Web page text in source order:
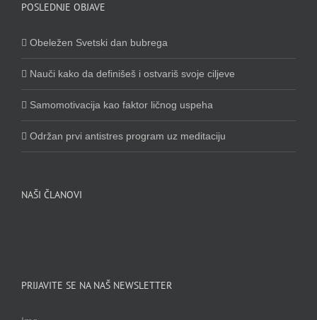
POSLEDNJE OBJAVE
Obeležen Svetski dan bubrega
Nauči kako da definišeš i ostvariš svoje ciljeve
Samomotivacija kao faktor ličnog uspeha
Održan prvi antistres program uz meditaciju
NAŠI ČLANOVI
PRIJAVITE SE NA NAŠ NEWSLETTER